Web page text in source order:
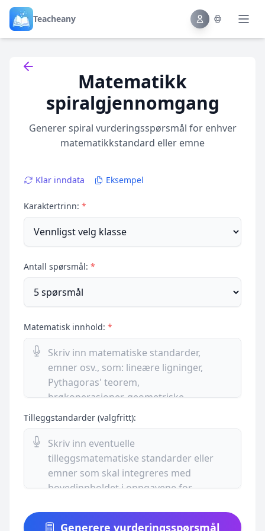
Teacheany
Back to tools Matematikk
spiralgjennomgang
Generer spiral vurderingsspørsmål for enhver
matematikkstandard eller emne
Klar inndata Eksempel
Karaktertrinn: *
Antall spørsmål: *
Matematisk innhold: *
Tilleggstandarder (valgfritt):
Generere vurderingsspørsmål